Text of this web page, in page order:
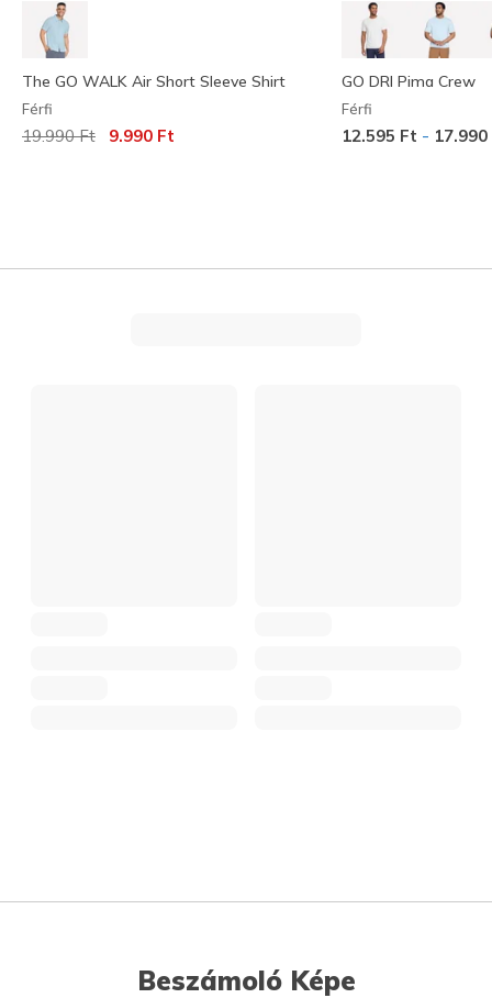
The GO WALK Air Short Sleeve Shirt
Férfi
Az ár a következőhöz képest csökkent:
19.990 Ft címzett:
9.990 Ft
GO DRI Pima Crew
Férfi
12.595 Ft -
Beszámoló Képe